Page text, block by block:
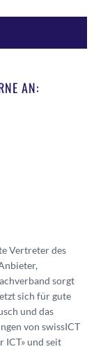
AN:
Vertreter des
sorgt
sich für gute
und das
von swissICT
ICT» und seit